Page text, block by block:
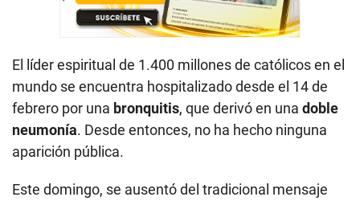
El líder espiritual de 1.400 millones de católicos en el
mundo se encuentra hospitalizado desde el 14 de
febrero por una bronquitis, que derivó en una doble
neumonía. Desde entonces, no ha hecho ninguna
aparición pública.
Este domingo, se ausentó del tradicional mensaje